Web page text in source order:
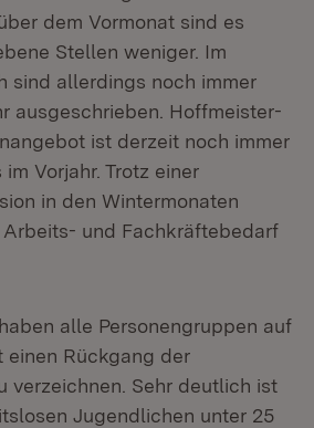
dem Vormonat sind es
Stellen weniger. Im
sind allerdings noch immer
ausgeschrieben. Hoffmeister-
ist derzeit noch immer
Vorjahr. Trotz einer
in den Wintermonaten
und Fachkräftebedarf
alle Personengruppen auf
Rückgang der
verzeichnen. Sehr deutlich ist
Jugendlichen unter 25